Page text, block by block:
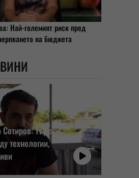
Най-големият риск пред
на бюджета
Търсим
технологии,